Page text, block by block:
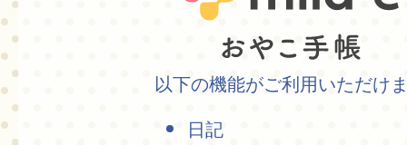
以下の機能がご利用いただけ
日記